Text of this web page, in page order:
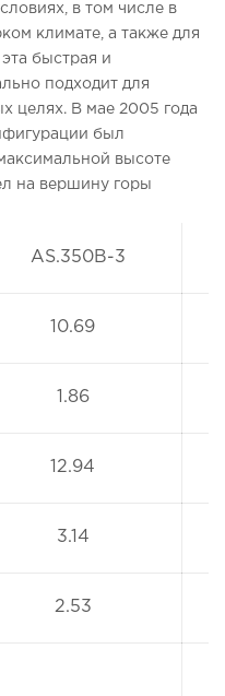
в том числе в
климате, а также для
быстрая и
подходит для
целях. В мае 2005 года
был
высоте
на вершину горы
AS.350B-3
10.69
1.86
12.94
3.14
2.53